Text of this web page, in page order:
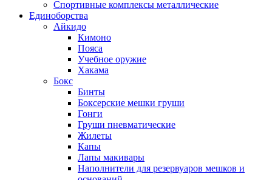
Спортивные комплексы металлические
Единоборства
Айкидо
Кимоно
Пояса
Учебное оружие
Хакама
Бокс
Бинты
Боксерские мешки груши
Гонги
Груши пневматические
Жилеты
Капы
Лапы макивары
Наполнители для резервуаров мешков и